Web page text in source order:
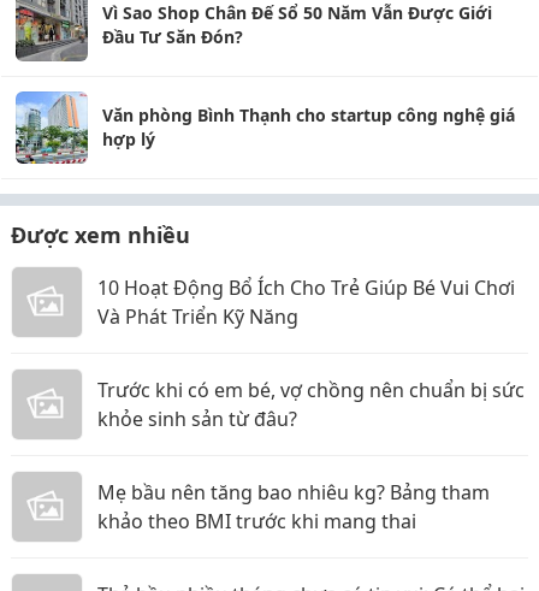
Vì Sao Shop Chân Đế Sổ 50 Năm Vẫn Được Giới
Đầu Tư Săn Đón?
Văn phòng Bình Thạnh cho startup công nghệ giá
hợp lý
Được xem nhiều
10 Hoạt Động Bổ Ích Cho Trẻ Giúp Bé Vui Chơi
Và Phát Triển Kỹ Năng
Trước khi có em bé, vợ chồng nên chuẩn bị sức
khỏe sinh sản từ đâu?
Mẹ bầu nên tăng bao nhiêu kg? Bảng tham
khảo theo BMI trước khi mang thai